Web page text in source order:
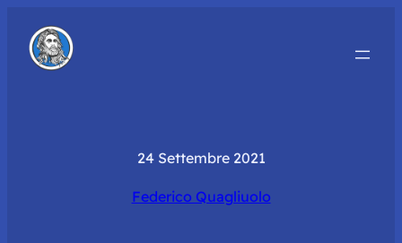
24 Settembre 2021
Federico Quagliuolo